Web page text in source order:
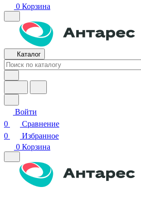
0 Корзина
Каталог
Войти
0
Сравнение
0
Избранное
0 Корзина